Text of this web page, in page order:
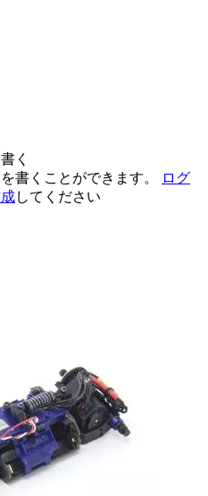
く
書くことができます。
ログ
してください